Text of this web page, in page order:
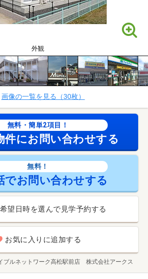
外観
画像の一覧を見る（30枚）
無料・簡単2項目！
件にお問い合わせする
無料！
でお問い合わせする
希望日時を選んで見学予約する
お気に入りに追加する
ブルネットワーク高松駅前店 株式会社アークス